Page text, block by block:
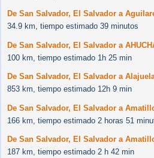
De San Salvador, El Salvador a
34.9 km, tiempo estimado 39 minutos
De San Salvador, El Salvador a
100 km, tiempo estimado 1h 25 min
De San Salvador, El Salvador a
853 km, tiempo estimado 12h 9 min
De San Salvador, El Salvador a
166 km, tiempo estimado 2 horas 51
De San Salvador, El Salvador a
187 km, tiempo estimado 2 h 42 min